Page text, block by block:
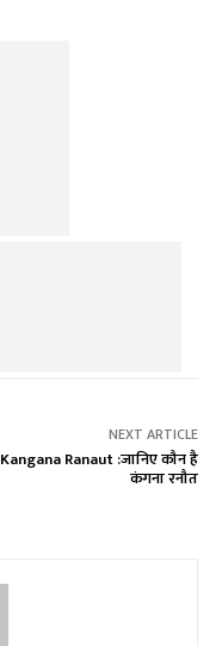
NEXT ARTICLE
Kangana Ranaut :जानिए कौन है
कंगना रनौत